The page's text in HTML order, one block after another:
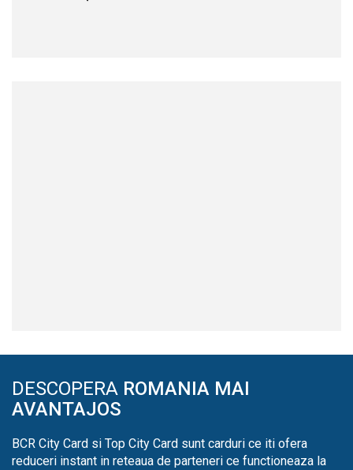
DESCOPERA ROMANIA MAI
AVANTAJOS
BCR City Card si Top City Card sunt carduri ce iti ofera
reduceri instant in reteaua de parteneri ce functioneaza la